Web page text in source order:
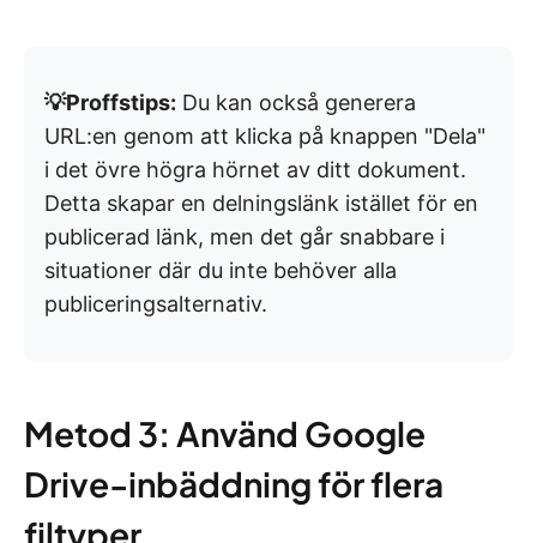
💡Proffstips: Du kan också generera
URL:en genom att klicka på knappen "Dela"
i det övre högra hörnet av ditt dokument.
Detta skapar en delningslänk istället för en
publicerad länk, men det går snabbare i
situationer där du inte behöver alla
publiceringsalternativ.
Metod 3: Använd Google
Drive-inbäddning för flera
filtyper